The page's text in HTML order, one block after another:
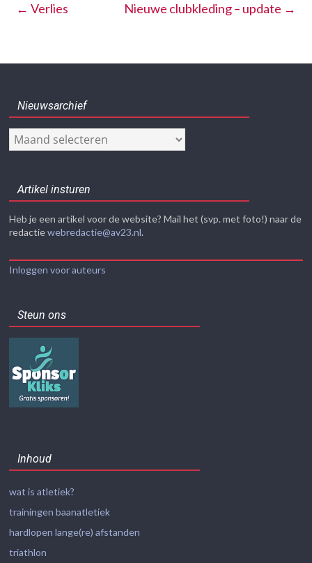
← Verlies Nieuwe clubkleding – update →
Nieuwsarchief
Nieuwsarchief
Artikel insturen
Heb je een artikel voor de website? Mail het (svp. met foto!) naar de
redactiewebredactie@av23.nl.
Inloggen voor auteurs
Steun ons
Inhoud
wat is atletiek?
trainingen baanatletiek
hardlopen lange(re) afstanden
triathlon